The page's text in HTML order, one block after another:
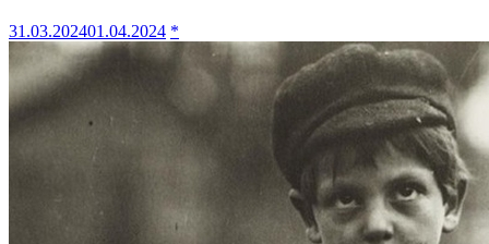
31.03.202401.04.2024 *